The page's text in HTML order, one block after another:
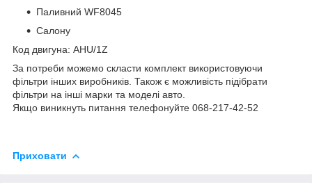
Паливний WF8045
Салону
Код двигуна: AHU/1Z
За потреби можемо скласти комплект використовуючи
фільтри інших виробників. Також є можливість підібрати
фільтри на інші марки та моделі авто.
Якщо виникнуть питання телефонуйте 068-217-42-52
Приховати